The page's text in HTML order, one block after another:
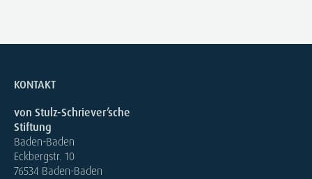
KONTAKT
von Stulz-Schriever’sche
Stiftung
Baden-Baden
Eckbergstr. 10
76534 Baden-Baden